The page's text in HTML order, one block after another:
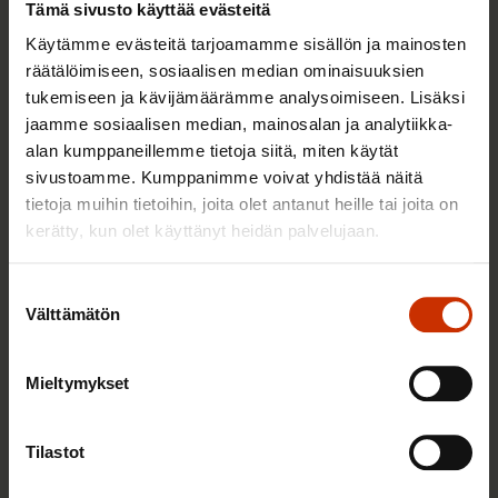
Tämä sivusto käyttää evästeitä
Käytämme evästeitä tarjoamamme sisällön ja mainosten
räätälöimiseen, sosiaalisen median ominaisuuksien
tukemiseen ja kävijämäärämme analysoimiseen. Lisäksi
jaamme sosiaalisen median, mainosalan ja analytiikka-
alan kumppaneillemme tietoja siitä, miten käytät
sivustoamme. Kumppanimme voivat yhdistää näitä
tietoja muihin tietoihin, joita olet antanut heille tai joita on
kerätty, kun olet käyttänyt heidän palvelujaan.
valinta
Välttämätön
Mieltymykset
Tilastot
30.4.2021 Aineistot
SAK:n työolobarometri: Teknologia
kuormittaa ruuhkavuosilaisia
26.2.2021 Uutiset
Komissiolta toimia